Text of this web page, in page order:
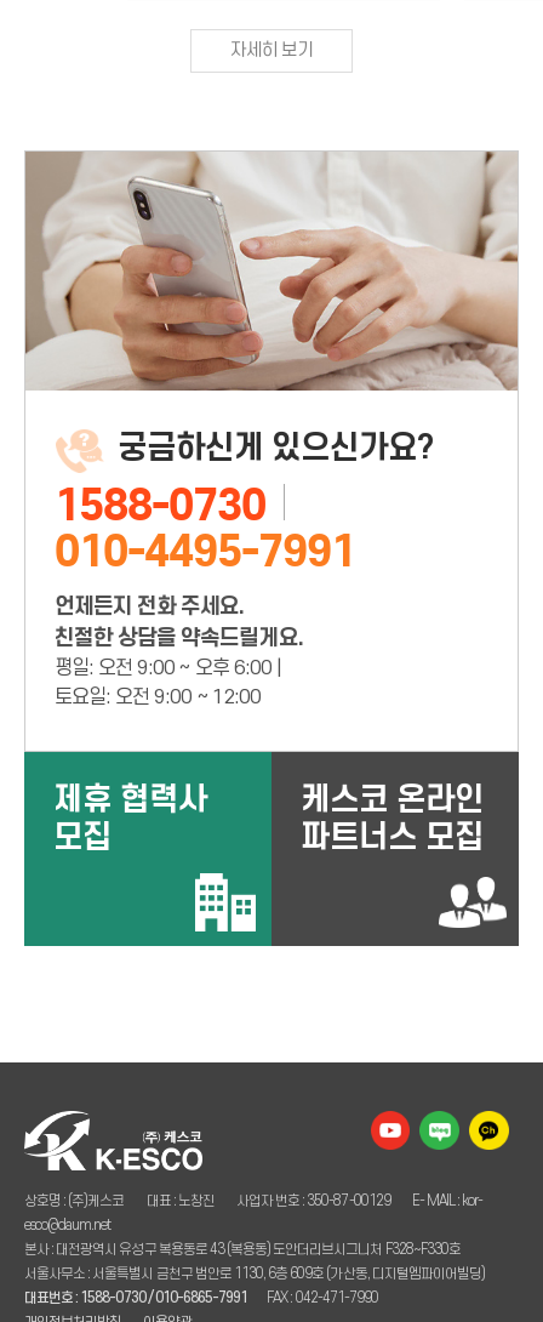
자세히 보기
궁금하신게 있으신가요?
1588-0730
010-4495-7991
언제든지 전화 주세요.
친절한 상담을 약속드릴게요.
평일: 오전 9:00 ~ 오후 6:00 |
토요일: 오전 9:00 ~ 12:00
제휴 협력사
모집
케스코 온라인
파트너스 모집
상호명 : (주)케스코 대표 : 노창진 사업자 번호 : 350-87-00129
E- MAIL : kor-
esco@daum.net
본사 : 대전광역시 유성구 복용동로 43 (복용동) 도안더리브시그니처 F328~F330호
서울사무소 : 서울특별시 금천구 범안로 1130, 6층 609호 (가산동, 디지털엠파이어빌딩)
대표번호 : 1588-0730 / 010-6865-7991
FAX : 042-471-7990